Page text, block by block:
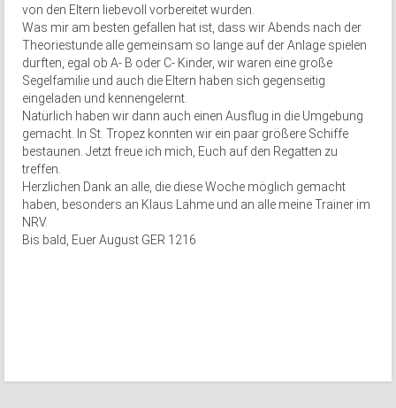
von den Eltern liebevoll vorbereitet wurden.
Was mir am besten gefallen hat ist, dass wir Abends nach der
Theoriestunde alle gemeinsam so lange auf der Anlage spielen
durften, egal ob A- B oder C- Kinder, wir waren eine große
Segelfamilie und auch die Eltern haben sich gegenseitig
eingeladen und kennengelernt.
Natürlich haben wir dann auch einen Ausflug in die Umgebung
gemacht. In St. Tropez konnten wir ein paar größere Schiffe
bestaunen. Jetzt freue ich mich, Euch auf den Regatten zu
treffen.
Herzlichen Dank an alle, die diese Woche möglich gemacht
haben, besonders an Klaus Lahme und an alle meine Trainer im
NRV.
Bis bald, Euer August GER 1216